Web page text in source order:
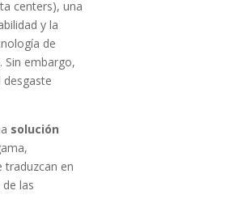
centers), una
y la
de
Sin embargo,
solución
traduzcan en
las